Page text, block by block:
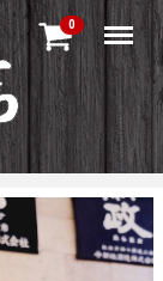
0 Menu